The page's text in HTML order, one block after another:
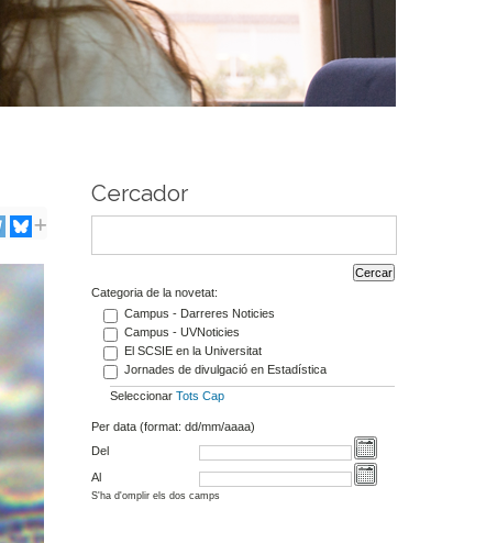
Cercador
Categoria de la novetat:
Campus - Darreres Noticies
Campus - UVNoticies
El SCSIE en la Universitat
Jornades de divulgació en Estadística
Seleccionar Tots Cap
Per data (format: dd/mm/aaaa)
Del
Al
S'ha d'omplir els dos camps